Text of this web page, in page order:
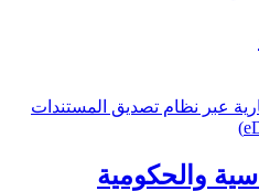
عبر نظام تصديق المستندات
والحكومية